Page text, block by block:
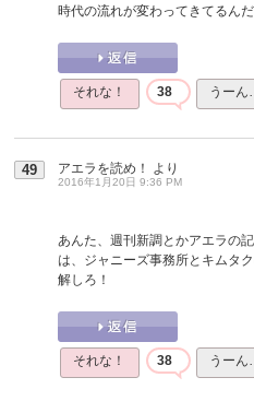
時代の流れが変わってきてるんだ
それな！ 38 うーん…
49 アエラを読め！ より
2016年1月20日 9:36 PM
あんた、週刊新調とかアエラの
は、ジャニーズ事務所とキムタ
解しろ！
それな！ 38 うーん…